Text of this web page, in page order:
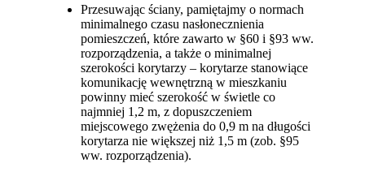
Przesuwając ściany, pamiętajmy o normach
minimalnego czasu nasłonecznienia
pomieszczeń, które zawarto w §60 i §93 ww.
rozporządzenia, a także o minimalnej
szerokości korytarzy – korytarze stanowiące
komunikację wewnętrzną w mieszkaniu
powinny mieć szerokość w świetle co
najmniej 1,2 m, z dopuszczeniem
miejscowego zwężenia do 0,9 m na długości
korytarza nie większej niż 1,5 m (zob. §95
ww. rozporządzenia).